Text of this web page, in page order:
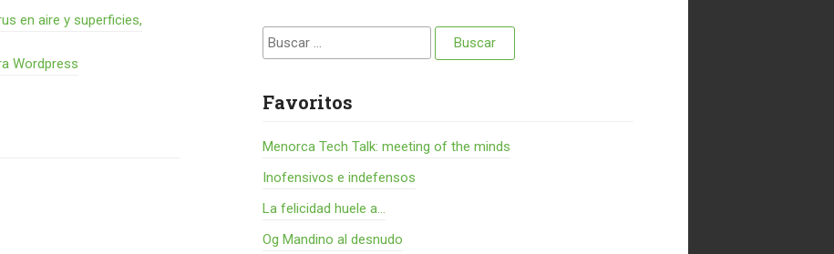
en aire y superficies,
Wordpress
Buscar:
Favoritos
Menorca Tech Talk: meeting of the minds
Inofensivos e indefensos
La felicidad huele a...
Og Mandino al desnudo